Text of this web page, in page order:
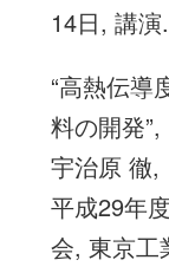
14日, 講演.
“高熱伝導
料の開発”,
宇治原 徹,
平成29年
会, 東京工